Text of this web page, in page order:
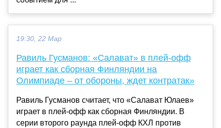
19:30, 22 Мар
Равиль Гусманов: «Салават» в плей-офф
играет как сборная Финляндии на
Олимпиаде – от обороны, ждет контратак»
Равиль Гусманов считает, что «Салават Юлаев»
играет в плей-офф как сборная Финляндии. В
серии второго раунда плей-офф КХЛ против